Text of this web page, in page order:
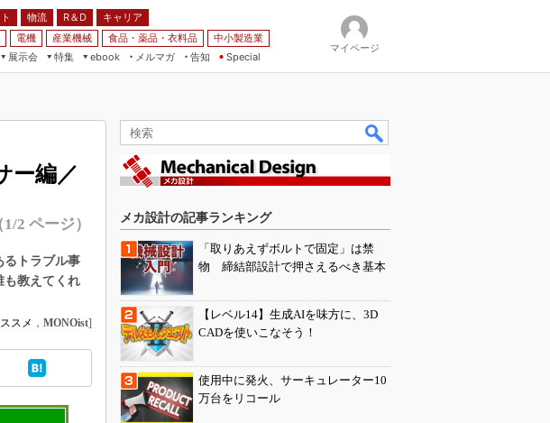
物流 R＆D
キャリア
電機 産業機械 食品・薬品・衣料品
中小製造業
展示会
特集
ebook
メルマガ
告知 Special
マイページ
ー編／
1/2 ページ）
るトラブル事
も教えてくれ
スメ ， MONOist]
メカ設計の記事ランキング
「取りあえずボルトで固定」は禁
物 締結部設計で押さえるべき基本
【レベル14】生成AIを味方に、3D
CADを使いこなそう！
使用中に発火、サーキュレーター10
万台をリコール